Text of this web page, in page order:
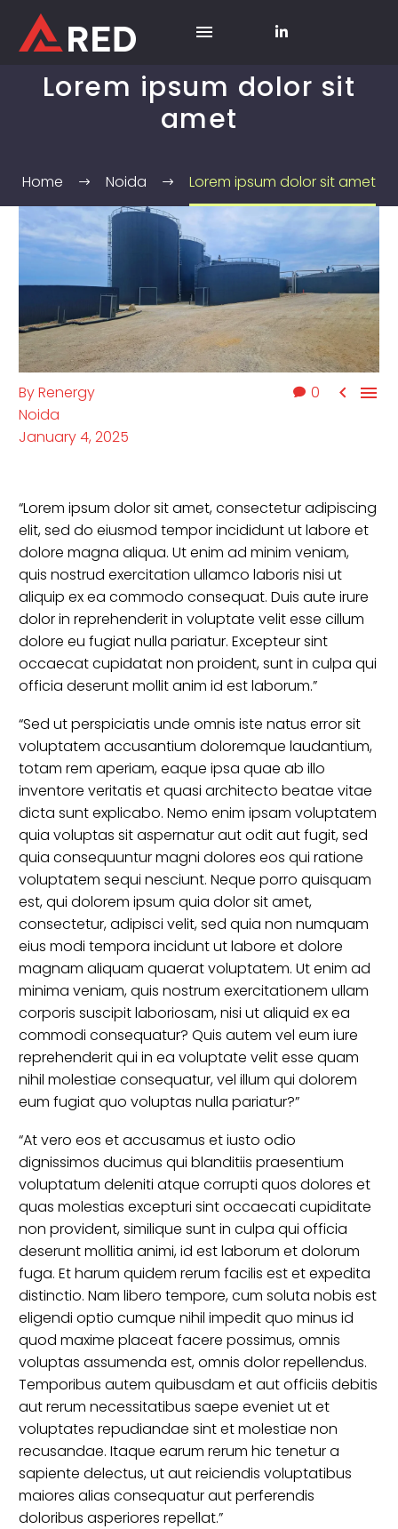
Lorem ipsum dolor sit
amet
Home Noida Lorem ipsum dolor sit amet
0  
ByRenergy
Noida
January 4, 2025
“Lorem ipsum dolor sit amet, consectetur adipiscing
elit, sed do eiusmod tempor incididunt ut labore et
dolore magna aliqua. Ut enim ad minim veniam,
quis nostrud exercitation ullamco laboris nisi ut
aliquip ex ea commodo consequat. Duis aute irure
dolor in reprehenderit in voluptate velit esse cillum
dolore eu fugiat nulla pariatur. Excepteur sint
occaecat cupidatat non proident, sunt in culpa qui
officia deserunt mollit anim id est laborum.”
“Sed ut perspiciatis unde omnis iste natus error sit
voluptatem accusantium doloremque laudantium,
totam rem aperiam, eaque ipsa quae ab illo
inventore veritatis et quasi architecto beatae vitae
dicta sunt explicabo. Nemo enim ipsam voluptatem
quia voluptas sit aspernatur aut odit aut fugit, sed
quia consequuntur magni dolores eos qui ratione
voluptatem sequi nesciunt. Neque porro quisquam
est, qui dolorem ipsum quia dolor sit amet,
consectetur, adipisci velit, sed quia non numquam
eius modi tempora incidunt ut labore et dolore
magnam aliquam quaerat voluptatem. Ut enim ad
minima veniam, quis nostrum exercitationem ullam
corporis suscipit laboriosam, nisi ut aliquid ex ea
commodi consequatur? Quis autem vel eum iure
reprehenderit qui in ea voluptate velit esse quam
nihil molestiae consequatur, vel illum qui dolorem
eum fugiat quo voluptas nulla pariatur?”
“At vero eos et accusamus et iusto odio
dignissimos ducimus qui blanditiis praesentium
voluptatum deleniti atque corrupti quos dolores et
quas molestias excepturi sint occaecati cupiditate
non provident, similique sunt in culpa qui officia
deserunt mollitia animi, id est laborum et dolorum
fuga. Et harum quidem rerum facilis est et expedita
distinctio. Nam libero tempore, cum soluta nobis est
eligendi optio cumque nihil impedit quo minus id
quod maxime placeat facere possimus, omnis
voluptas assumenda est, omnis dolor repellendus.
Temporibus autem quibusdam et aut officiis debitis
aut rerum necessitatibus saepe eveniet ut et
voluptates repudiandae sint et molestiae non
recusandae. Itaque earum rerum hic tenetur a
sapiente delectus, ut aut reiciendis voluptatibus
maiores alias consequatur aut perferendis
doloribus asperiores repellat.”